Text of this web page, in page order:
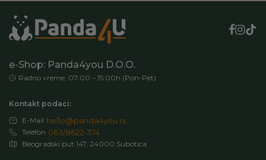
e-Shop: Panda4you D.O.O.
Radno vreme: 07:00 – 15:00h (Pon-Pet)
Kontakt podaci:
E-Mail hello@panda4you.rs
Telefon 063/8622-374
Beogradski put 147, 24000 Subotica